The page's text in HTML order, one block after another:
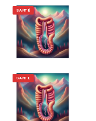
SANTÉ
SANTÉ